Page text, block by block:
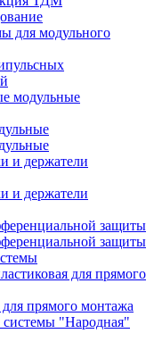
для модульного
модульные
и держатели
и держатели
защиты
защиты
для прямого
прямого монтажа
системы "Народная"